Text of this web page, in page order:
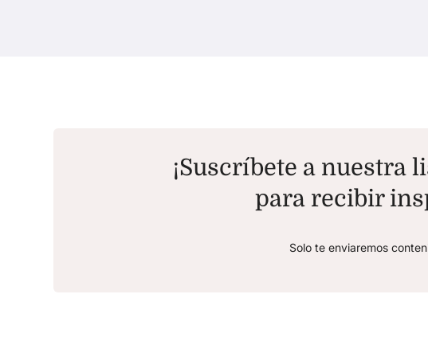
¡Suscríbete a nuestra
para recibir
Solo te enviaremos